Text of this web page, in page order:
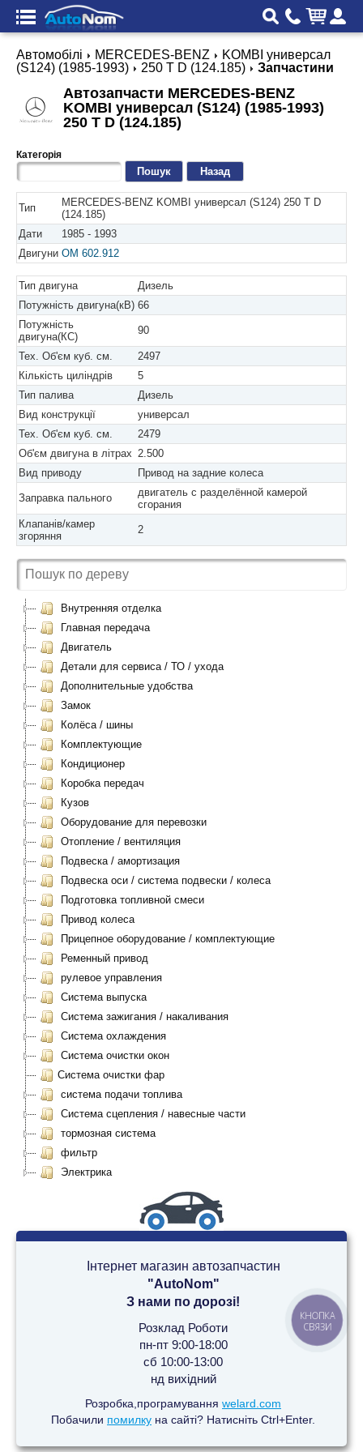
Автомобілі MERCEDES-BENZ
KOMBI универсал
(S124) (1985-1993)
250 T D (124.185) Запчастини
Автозапчасти MERCEDES-BENZ
KOMBI универсал (S124) (1985-1993)
250 T D (124.185)
Категорія
Назад
Тип
MERCEDES-BENZ KOMBI универсал (S124) 250 T D
(124.185)
Дати
1985 - 1993
Двигуни OM 602.912
Тип двигуна
Дизель
Потужність двигуна(кВ) 66
Потужність
двигуна(КС)
90
Тех. Об'єм куб. см.
2497
Кількість циліндрів
5
Тип палива
Дизель
Вид конструкції
универсал
Тех. Об'єм куб. см.
2479
Об'єм двигуна в літрах 2.500
Вид приводу
Привод на задние колеса
Заправка пального
двигатель с разделённой камерой
сгорания
Клапанів/камер
згоряння
2
Внутренняя отделка
Главная передача
Двигатель
Детали для сервиса / ТО / ухода
Дополнительные удобства
Замок
Колёса / шины
Комплектующие
Кондиционер
Коробка передач
Кузов
Оборудование для перевозки
Отопление / вентиляция
Подвеска / амортизация
Подвеска оси / система подвески / колеса
Подготовка топливной смеси
Привод колеса
Прицепное оборудование / комплектующие
Ременный привод
рулевое управления
Система выпуска
Система зажигания / накаливания
Система охлаждения
Система очистки окон
Система очистки фар
система подачи топлива
Система сцепления / навесные части
тормозная система
фильтр
Электрика
Інтернет магазин автозапчастин
"AutoNom"
З нами по дорозі!
Розклад Роботи
пн-пт 9:00-18:00
сб 10:00-13:00
нд вихідний
Розробка,програмування welard.com
Побачили помилку на сайті? Натисніть Ctrl+Enter.
КНОПКА
СВЯЗИ